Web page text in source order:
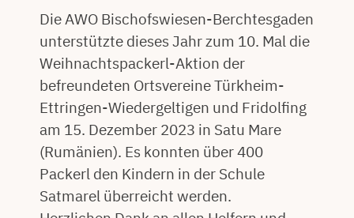
Die AWO Bischofswiesen-Berchtesgaden
unterstützte dieses Jahr zum 10. Mal die
Weihnachtspackerl-Aktion der
befreundeten Ortsvereine Türkheim-
Ettringen-Wiedergeltigen und Fridolfing
am 15. Dezember 2023 in Satu Mare
(Rumänien). Es konnten über 400
Packerl den Kindern in der Schule
Satmarel überreicht werden.